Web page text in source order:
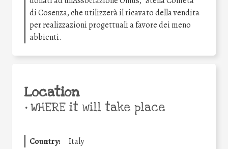
di Cosenza, che utilizzerà il ricavato della vendita
per realizzazioni progettuali a favore dei meno
abbienti.
Location
•WHERE it will take place
Country:
Italy